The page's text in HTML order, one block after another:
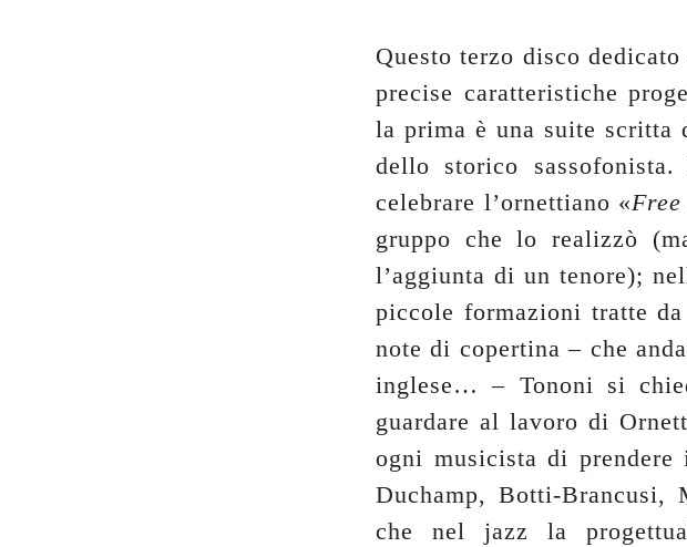
Questo terzo disco
precise caratteristiche
la prima è una suite scritta
dello storico
celebrare l’ornettiano «Free
gruppo che lo realizzò
l’aggiunta di un tenore);
piccole formazioni tratte
note di copertina – che
inglese… – Tononi si
guardare al lavoro di
ogni musicista di
Duchamp, Botti-Brancusi,
che nel jazz la